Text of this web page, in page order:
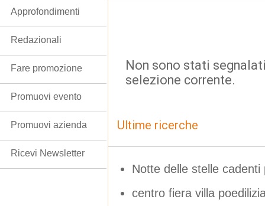
Non sono stati
selezione corrente.
Ultime ricerche
Notte delle stelle cadenti
centro fiera villa
Approfondimenti
Redazionali
Fare promozione
Promuovi evento
Promuovi azienda
Ricevi Newsletter